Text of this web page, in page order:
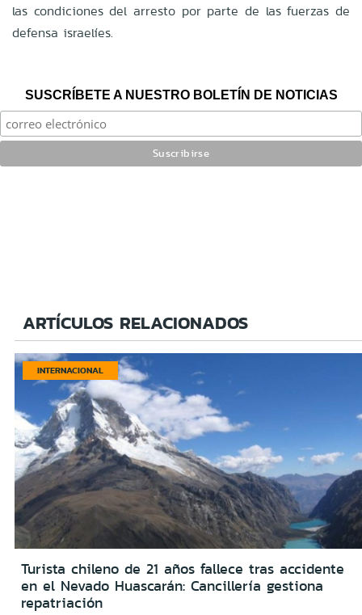
las condiciones del arresto por parte de las fuerzas de
defensa israelíes.
SUSCRÍBETE A NUESTRO BOLETÍN DE NOTICIAS
ARTÍCULOS RELACIONADOS
INTERNACIONAL
Turista chileno de 21 años fallece tras accidente
en el Nevado Huascarán: Cancillería gestiona
repatriación